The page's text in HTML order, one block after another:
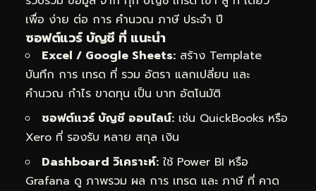
เพื่อ ง่าย ต่อ การ คำนวณ ภาษี ประจำ ปี
ซอฟต์แวร์ บัญชี ที่ แนะนำ
Excel / Google Sheets: สร้าง Template
บันทึก การ เทรด ที่ รวม อัตรา แลกเปลี่ยน และ
คำนวณ กำไร ขาดทุน เป็น บาท อัตโนมัติ
ซอฟต์แวร์ บัญชี ออนไลน์: เช่น QuickBooks หรือ
Xero ที่ รองรับ หลาย สกุล เงิน
Dashboard วิเคราะห์: ใช้ Power BI หรือ
Grafana ดู ภาพรวม ผล การ เทรด และ ภาษี ที่ คาด